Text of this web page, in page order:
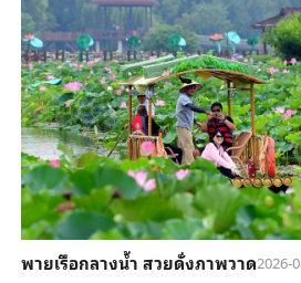
พายเรือกลางน้ำ สวยดั่งภาพวาด2026-